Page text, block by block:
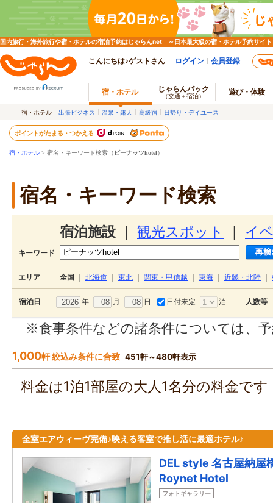
国内旅行・海外旅行や宿・ホテルの宿泊予約はじゃらんnet ～日本最大級の宿・ホテル予約サイト
こんにちは♪ゲストさん ログイン 会員登録
宿・ホテル じゃらんパック
（交通＋宿泊） 遊び・体験
宿・ホテル 出張ビジネス 温泉・露天 高級宿 日帰り・デイユース
ポイントがたまる・つかえる
宿・ホテル > 宿名・キーワード検索（ ピーナッツhotel）
宿名・キーワード検索
宿泊施設 観光スポット イ
キーワード
エリア 全国 北海道 東北 関東・甲信越 東海 近畿・北陸
宿泊日 年 月 日 日付未定 泊 人数等
※食事条件などの諸条件については、
1,000軒 絞込み条件に合致 451軒～480軒表示
料金は1泊1部屋の大人1名分の料金で
全室エアウィーヴ完備♪映える客室で推し活に最適ホテル♪
DEL style 名古屋納屋
Roynet Hotel
フォトギャラリー